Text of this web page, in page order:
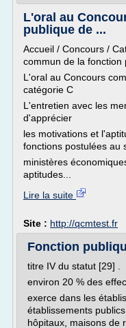
L'oral au
publique de ...
Accueil / Concours /
commun de la fonction
L'oral au Concours
catégorie C
L'entretien avec les
d'apprécier
les motivations et
fonctions postulées au
ministères
aptitudes...
Lire la suite
Site : http://qcmtest.fr
Fonction
titre IV du statut [29] .
environ 20 % des
exerce dans les
établissements
hôpitaux, maisons de